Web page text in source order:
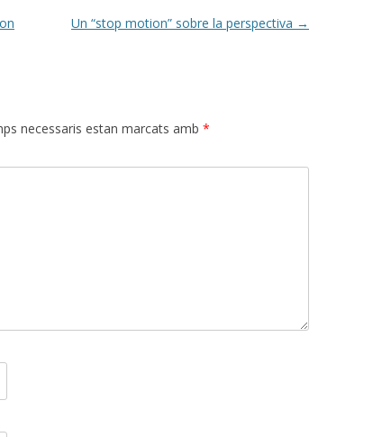
Un “stop motion” sobre la perspectiva →
necessaris estan marcats amb *